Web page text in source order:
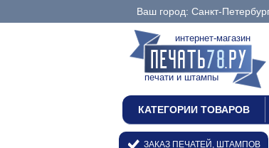
Ваш город: Санкт-
интернет-магазин
печати и штампы
КАТЕГОРИИ ТОВАРОВ
ЗАКАЗ ПЕЧАТЕЙ, ШТАМПОВ